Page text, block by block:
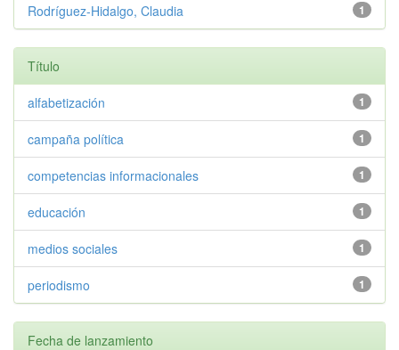
1
Rodríguez-Hidalgo, Claudia
Título
1
alfabetización
1
campaña política
1
competencias informacionales
1
educación
1
medios sociales
1
periodismo
Fecha de lanzamiento